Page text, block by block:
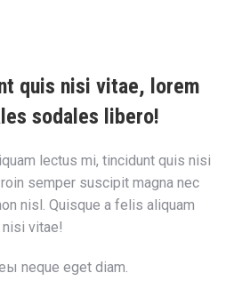
quis nisi vitae, lorem
sodales libero!
lectus mi, tincidunt quis nisi
semper suscipit magna nec
nisl. Quisque a felis aliquam
vitae!
neque eget diam.